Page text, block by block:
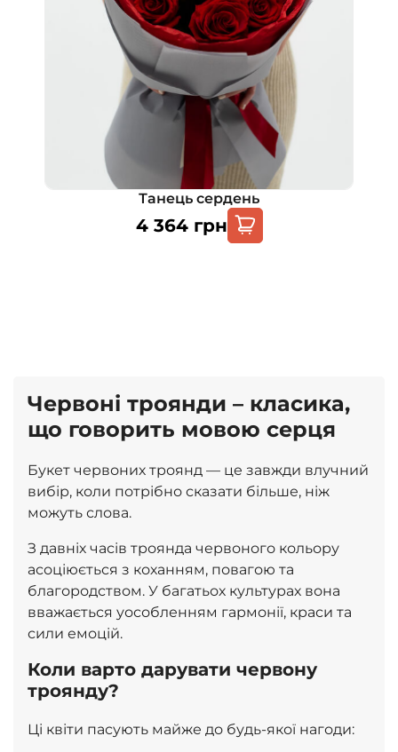
Танець сердень
4 364 грн
Червоні троянди – класика,
що говорить мовою серця
Букет червоних троянд — це завжди влучний
вибір, коли потрібно сказати більше, ніж
можуть слова.
З давніх часів троянда червоного кольору
асоціюється з коханням, повагою та
благородством. У багатьох культурах вона
вважається уособленням гармонії, краси та
сили емоцій.
Коли варто дарувати червону
троянду?
Ці квіти пасують майже до будь-якої нагоди: